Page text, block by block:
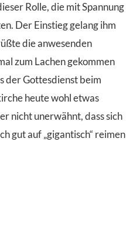
Rolle, die mit Spannung
Der Einstieg gelang ihm
die anwesenden
zum Lachen gekommen
der Gottesdienst beim
heute wohl etwas
nicht unerwähnt, dass sich
gut auf „gigantisch“ reimen